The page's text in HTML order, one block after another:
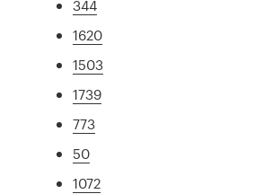
344
1620
1503
1739
773
50
1072